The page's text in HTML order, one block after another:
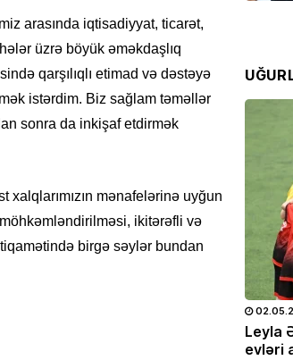
arasında iqtisadiyyat, ticarət,
üzrə böyük əməkdaşlıq
qarşılıqlı etimad və dəstəyə
istərdim. Biz sağlam təməllər
sonra da inkişaf etdirmək
mənafelərinə uyğun
ikitərəfli və
birgə səylər bundan
Hər
KINO
“
Leyla
evləri